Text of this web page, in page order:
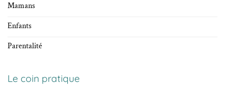
Mamans
Enfants
Parentalité
Le coin pratique